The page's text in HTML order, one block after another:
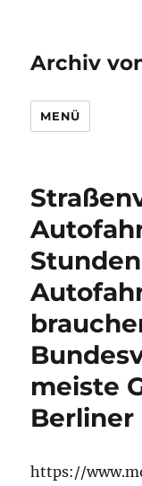
Archiv
MENÜ
meiste
https://